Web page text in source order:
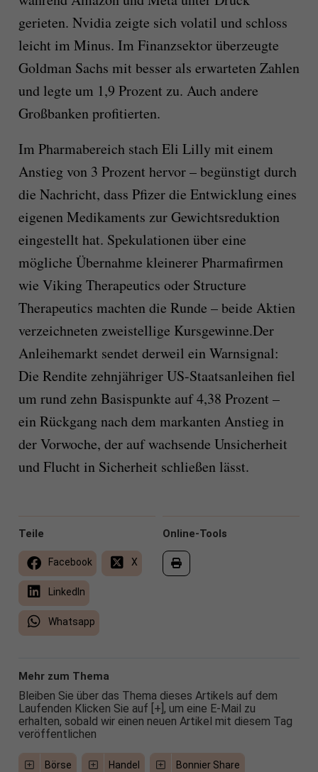
gerieten. Nvidia zeigte sich volatil und schloss
leicht im Minus. Im Finanzsektor überzeugte
Goldman Sachs mit besser als erwarteten Zahlen
und legte um 1,9 Prozent zu. Auch andere
Großbanken profitierten.
Im Pharmabereich stach Eli Lilly mit einem
Anstieg von 3 Prozent hervor – begünstigt durch
die Nachricht, dass Pfizer die Entwicklung eines
eigenen Medikaments zur Gewichtsreduktion
eingestellt hat. Spekulationen über eine
mögliche Übernahme kleinerer Pharmafirmen
wie Viking Therapeutics oder Structure
Therapeutics machten die Runde – beide Aktien
verzeichneten zweistellige Kursgewinne.Der
Anleihemarkt sendet derweil ein Warnsignal:
Die Rendite zehnjähriger US-Staatsanleihen fiel
um rund zehn Basispunkte auf 4,38 Prozent –
ein Rückgang nach dem markanten Anstieg in
der Vorwoche, der auf wachsende Unsicherheit
und Flucht in Sicherheit schließen lässt.
Online-Tools
Teile
Facebook X
LinkedIn
Whatsapp
Mehr zum Thema
Bleiben Sie über das Thema dieses Artikels auf dem
Laufenden Klicken Sie auf [+], um eine E-Mail zu
erhalten, sobald wir einen neuen Artikel mit diesem Tag
veröffentlichen
Börse Handel Bonnier Share